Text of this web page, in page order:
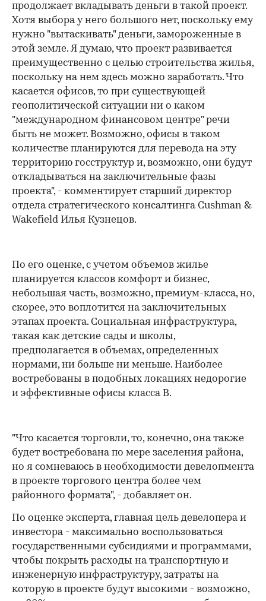
продолжает вкладывать деньги в такой проект.
Хотя выбора у него большого нет, поскольку ему
нужно "вытаскивать" деньги, замороженные в
этой земле. Я думаю, что проект развивается
преимущественно с целью строительства жилья,
поскольку на нем здесь можно заработать. Что
касается офисов, то при существующей
геополитической ситуации ни о каком
"международном финансовом центре" речи
быть не может. Возможно, офисы в таком
количестве планируются для перевода на эту
территорию госструктур и, возможно, они будут
откладываться на заключительные фазы
проекта", - комментирует старший директор
отдела стратегического консалтинга Cushman &
Wakefield Илья Кузнецов.
По его оценке, с учетом объемов жилье
планируется классов комфорт и бизнес,
небольшая часть, возможно, премиум-класса, но,
скорее, это воплотится на заключительных
этапах проекта. Социальная инфраструктура,
такая как детские сады и школы,
предполагается в объемах, определенных
нормами, ни больше ни меньше. Наиболее
востребованы в подобных локациях недорогие
и эффективные офисы класса B.
"Что касается торговли, то, конечно, она также
будет востребована по мере заселения района,
но я сомневаюсь в необходимости девелопмента
в проекте торгового центра более чем
районного формата", - добавляет он.
По оценке эксперта, главная цель девелопера и
инвестора - максимально воспользоваться
государственными субсидиями и программами,
чтобы покрыть расходы на транспортную и
инженерную инфраструктуру, затраты на
которую в проекте будут высокими - возможно,